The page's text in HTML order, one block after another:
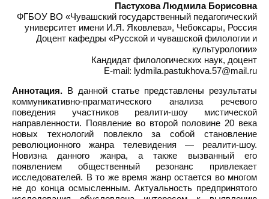
Пастухова Людмила Борисовна
ФГБОУ ВО «Чувашский государственный педагогический
университет имени И.Я. Яковлева», Чебоксары, Россия
Доцент кафедры «Русской и чувашской филологии и
культурологии»
Кандидат филологических наук, доцент
E-mail: lydmila.pastukhova.57@mail.ru
Аннотация. В данной статье представлены результаты
коммуникативно-прагматического анализа речевого
поведения участников реалити-шоу мистической
направленности. Появление во второй половине 20 века
новых технологий повлекло за собой становление
революционного жанра телевидения — реалити-шоу.
Новизна данного жанра, а также вызванный его
появлением общественный резонанс привлекает
исследователей. В то же время жанр остается во многом
не до конца осмысленным. Актуальность предпринятого